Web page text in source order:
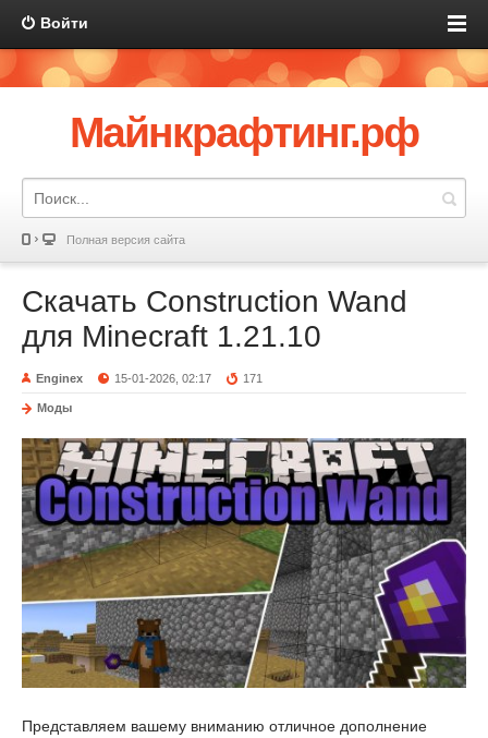
Войти
Майнкрафтинг.рф
Полная версия сайта
Скачать Construction Wand
для Minecraft 1.21.10
Enginex 15-01-2026, 02:17 171
Моды
Представляем вашему вниманию отличное дополнение